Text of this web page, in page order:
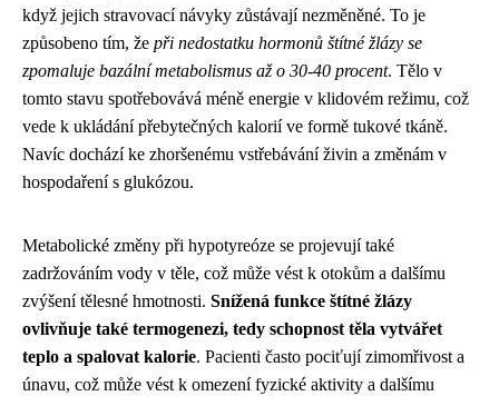
když jejich stravovací návyky zůstávají nezměněné. To je
způsobeno tím, že při nedostatku hormonů štítné žlázy se
zpomaluje bazální metabolismus až o 30-40 procent. Tělo v
tomto stavu spotřebovává méně energie v klidovém režimu, což
vede k ukládání přebytečných kalorií ve formě tukové tkáně.
Navíc dochází ke zhoršenému vstřebávání živin a změnám v
hospodaření s glukózou.
Metabolické změny při hypotyreóze se projevují také
zadržováním vody v těle, což může vést k otokům a dalšímu
zvýšení tělesné hmotnosti. Snížená funkce štítné žlázy
ovlivňuje také termogenezi, tedy schopnost těla vytvářet
teplo a spalovat kalorie. Pacienti často pociťují zimomřivost a
únavu, což může vést k omezení fyzické aktivity a dalšímu